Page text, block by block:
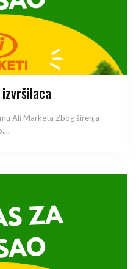
izvršilaca
Ali Marketa Zbog širenja